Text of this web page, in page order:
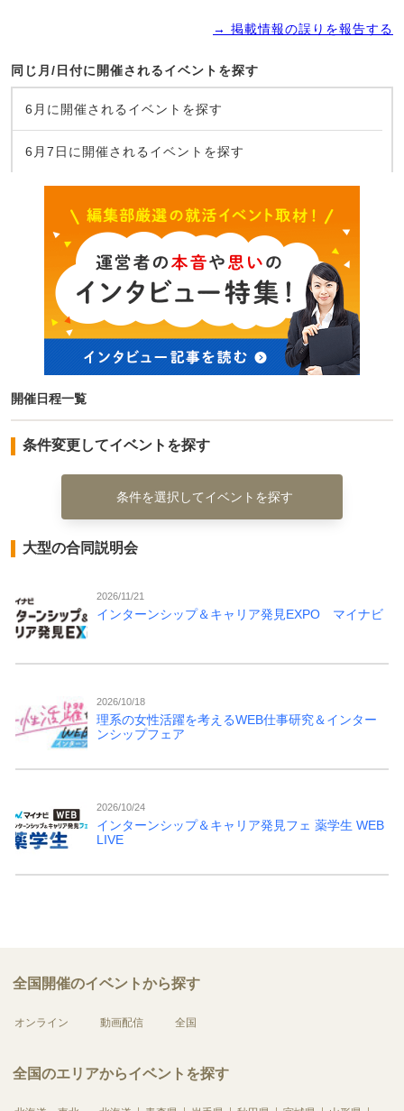
→ 掲載情報の誤りを報告する
同じ月/日付に開催されるイベントを探す
6月に開催されるイベントを探す
6月7日に開催されるイベントを探す
開催日程一覧
条件変更してイベントを探す
条件を選択してイベントを探す
大型の合同説明会
2026/11/21
インターンシップ＆キャリア発見EXPO マイナビ
2026/10/18
理系の女性活躍を考えるWEB仕事研究＆インター
ンシップフェア
2026/10/24
インターンシップ＆キャリア発見フェ 薬学生 WEB
LIVE
全国開催のイベントから探す
オンライン 動画配信 全国
全国のエリアからイベントを探す